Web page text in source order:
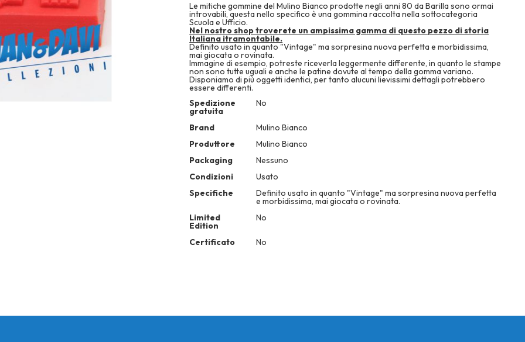
Le mitiche gommine del Mulino Bianco prodotte negli anni 80 da Barilla sono ormai
introvabili, questa nello specifico è una gommina raccolta nella sottocategoria
Scuola e Ufficio.
Nel nostro shop troverete un ampissima gamma di questo pezzo di storia
Italiana itramontabile.
Definito usato in quanto "Vintage" ma sorpresina nuova perfetta e morbidissima,
mai giocata o rovinata.
Immagine di esempio, potreste riceverla leggermente differente, in quanto le stampe
non sono tutte uguali e anche le patine dovute al tempo della gomma variano.
Disponiamo di più oggetti identici, per tanto alucuni lievissimi dettagli potrebbero
essere differenti.
More
Information
Spedizione
gratuita
No
Brand
Mulino Bianco
Produttore
Mulino Bianco
Packaging
Nessuno
Condizioni
Usato
Specifiche
Definito usato in quanto "Vintage" ma sorpresina nuova perfetta
e morbidissima, mai giocata o rovinata.
Limited
Edition
No
Certificato No